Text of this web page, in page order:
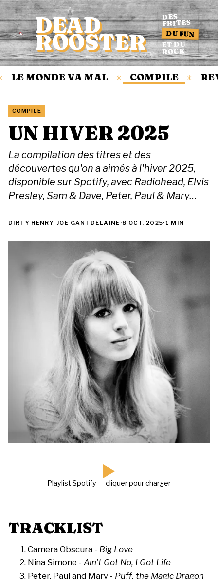
Accueil
DEAD
ROOSTER
DES
FRITES
DU FUN
ET DU
ROCK
LE MONDE VA MAL ✳ COMPILE ✳
COMPILE
UN HIVER 2025
La compilation des titres et des
découvertes qu'on a aimés à l'hiver 2025,
disponible sur Spotify, avec Radiohead, Elvis
Presley, Sam & Dave, Peter, Paul & Mary…
DIRTY HENRY, JOE GANTDELAINE ·8 OCT. 2025· 1 MIN
Playlist Spotify — cliquer pour charger
TRACKLIST
Camera Obscura - Big Love
Nina Simone - Ain’t Got No, I Got Life
Peter, Paul and Mary - Puff, the Magic Dragon